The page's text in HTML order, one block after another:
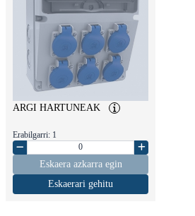
ARGI HARTUNEAK
Erabilgarri: 1
Eskaera azkarra egin
Eskaerari gehitu